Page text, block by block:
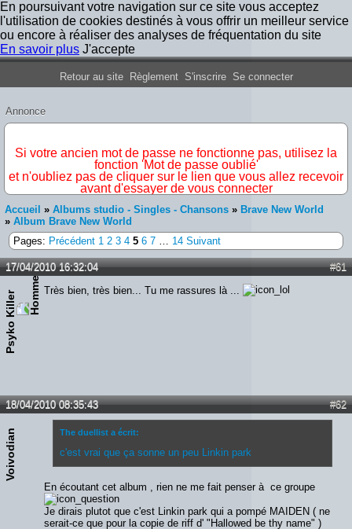
En poursuivant votre navigation sur ce site vous acceptez
l'utilisation de cookies destinés à vous offrir un meilleur service
ou encore à réaliser des analyses de fréquentation du site
En savoir plus J'accepte
Forum Iron Maiden France
Retour au site Règlement S'inscrire Se connecter
Annonce
Si votre ancien mot de passe ne fonctionne pas, utilisez la
fonction 'Mot de passe oublié'
et n'oubliez pas de cliquer sur le lien que vous allez recevoir
avant d'essayer de vous connecter
Accueil » Albums studio - Singles - Chansons » Brave New World
» Album Brave New World
Pages: Précédent 1 2 3 4 5 6 7 … 14 Suivant
#61
17/04/2010 16:32:04
Psyko Killer Très bien, très bien... Tu me rassures là ...
#62
18/04/2010 08:35:43
Voivodian The duellist a écrit:
c'est vrai que ça sonne un peu Linkin park
En écoutant cet album , rien ne me fait penser à ce groupe
Je dirais plutot que c'est Linkin park qui a pompé MAIDEN ( ne
serait-ce que pour la copie de riff d' "Hallowed be thy name" )